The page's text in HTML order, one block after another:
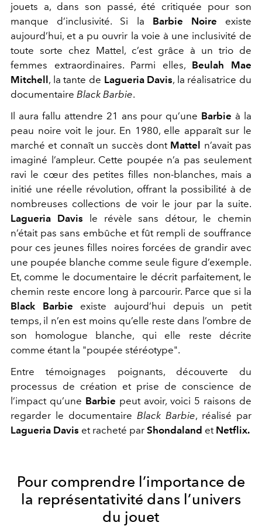
jouets a, dans son passé, été critiquée pour son
manque d’inclusivité. Si la Barbie Noire existe
aujourd’hui, et a pu ouvrir la voie à une inclusivité de
toute sorte chez Mattel, c’est grâce à un trio de
femmes extraordinaires. Parmi elles, Beulah Mae
Mitchell , la tante de Lagueria Davis, la réalisatrice du
documentaire Black Barbie.
Il aura fallu attendre 21 ans pour qu’une Barbie à la
peau noire voit le jour. En 1980, elle apparaît sur le
marché et connaît un succès dont Mattel
n’avait pas
imaginé l’ampleur. Cette poupée n’a pas seulement
ravi le cœur des petites filles non-blanches, mais a
initié une réelle révolution, offrant la possibilité à de
nombreuses collections de voir le jour par la suite.
Lagueria Davis le révèle sans détour, le chemin
n’était pas sans embûche et fût rempli de souffrance
pour ces jeunes filles noires forcées de grandir avec
une poupée blanche comme seule figure d’exemple.
Et, comme le documentaire le décrit parfaitement, le
chemin reste encore long à parcourir. Parce que si la
Black
Barbie existe aujourd’hui depuis un petit
temps, il n’en est moins qu’elle reste dans l’ombre de
son homologue blanche, qui elle reste décrite
comme étant la "poupée stéréotype".
Entre témoignages poignants, découverte du
processus de création et prise de conscience de
l’impact qu’une Barbie peut avoir, voici 5 raisons de
regarder le documentaire Black Barbie, réalisé par
Lagueria Davis et racheté par Shondaland et Netflix.
Pour comprendre l’importance de
la représentativité dans l’univers
du jouet